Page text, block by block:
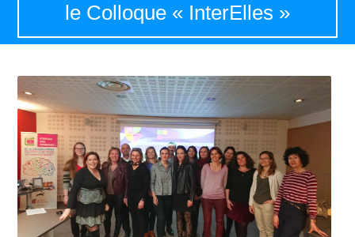
le Colloque « InterElles »